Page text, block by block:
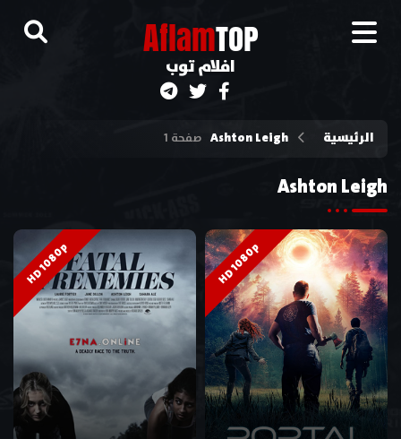
AflamTOP
افلام توب
الرئيسية Ashton Leigh صفحة 1
Ashton Leigh
HD 1080p
HD 1080p